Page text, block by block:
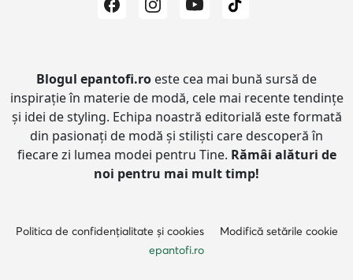
Blogul epantofi.ro este cea mai bună sursă de
inspirație în materie de modă, cele mai recente tendințe
și idei de styling. Echipa noastră editorială este formată
din pasionați de modă și stiliști care descoperă în
fiecare zi lumea modei pentru Tine. Rămâi alături de
noi pentru mai mult timp!
Politica de confidențialitate și cookies
Modifică setările cookie
epantofi.ro